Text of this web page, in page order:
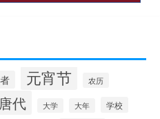
元宵节 农历
唐代 大学 大年 学校